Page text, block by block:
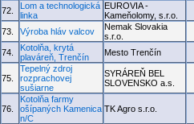
72.
Lom a technologická
linka
EUROVIA -
Kameňolomy, s.r.o.
73. Výroba hláv valcov
Nemak Slovakia
s.r.o.
74.
Kotolňa, krytá
plaváreň, Trenčín
Mesto Trenčín
75.
Tepelný zdroj
rozprachovej
sušiarne
SYRÁREŇ BEL
SLOVENSKO a.s.
76.
Kotolňa farmy
ošípaných Kamenica
n/C
TK Agro s.r.o.